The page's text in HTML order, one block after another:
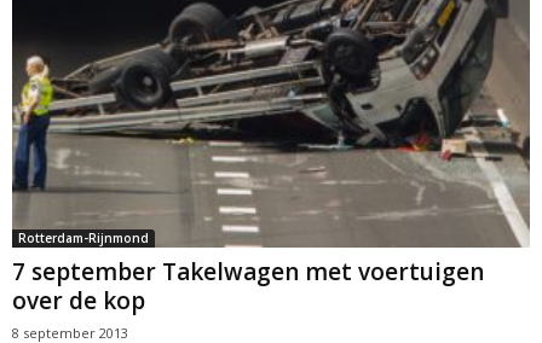
Rotterdam-Rijnmond
7 september Takelwagen met voertuigen
over de kop
8 september 2013